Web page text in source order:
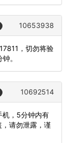
10653938
，切勿将验
。
10692514
机，5分钟内有
请勿泄露，谨